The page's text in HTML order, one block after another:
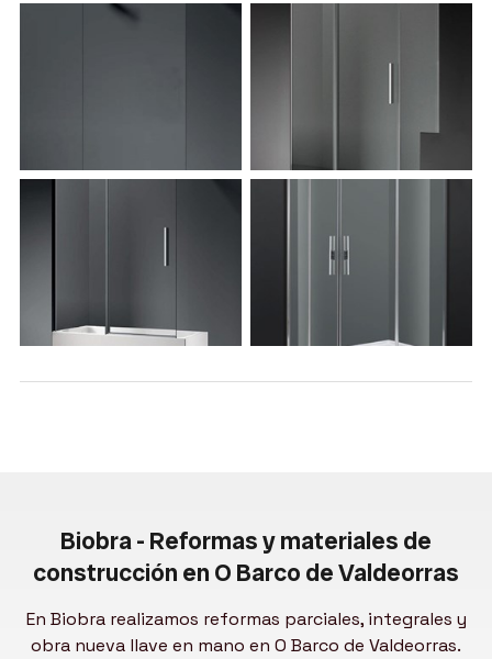
Biobra - Reformas y materiales de
construcción en O Barco de Valdeorras
En Biobra realizamos reformas parciales, integrales y
obra nueva llave en mano en O Barco de Valdeorras.